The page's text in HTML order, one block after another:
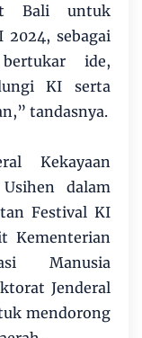
Bali untuk
2024, sebagai
ide,
KI serta
tandasnya.
Kekayaan
dalam
Festival KI
Kementerian
Manusia
Jenderal
mendorong